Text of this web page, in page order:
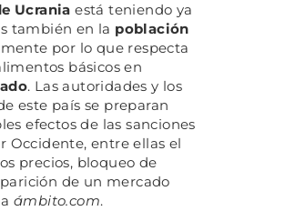
Ucrania está teniendo ya
también en la población
por lo que respecta
básicos en
. Las autoridades y los
este país se preparan
efectos de las sanciones
Occidente, entre ellas el
precios, bloqueo de
de un mercado
ámbito.com.